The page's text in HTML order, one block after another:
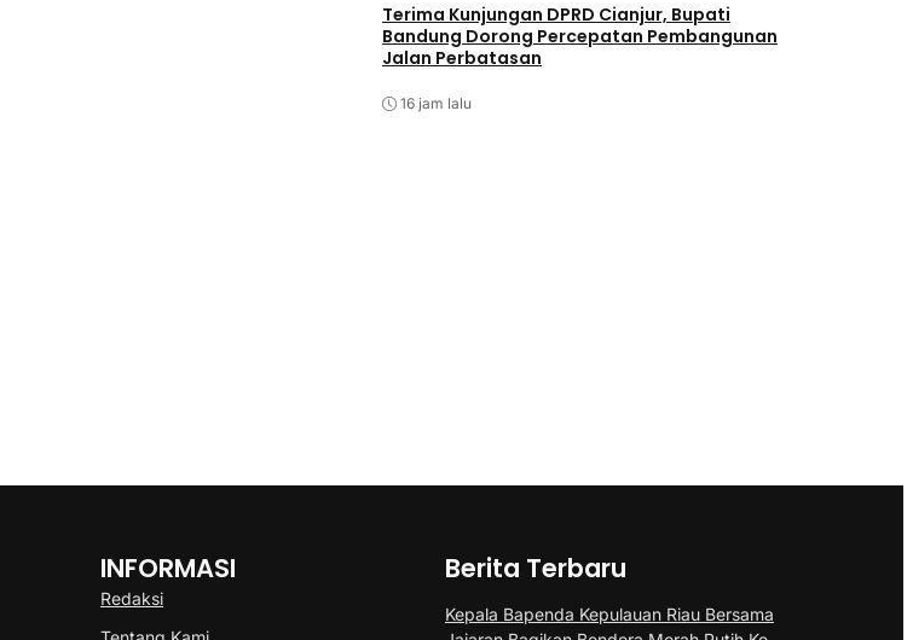
Terima Kunjungan DPRD Cianjur, Bupati
Bandung Dorong Percepatan Pembangunan
Jalan Perbatasan
16 jam lalu
INFORMASI
Redaksi
Berita Terbaru
Kepala Bapenda Kepulauan Riau Bersama